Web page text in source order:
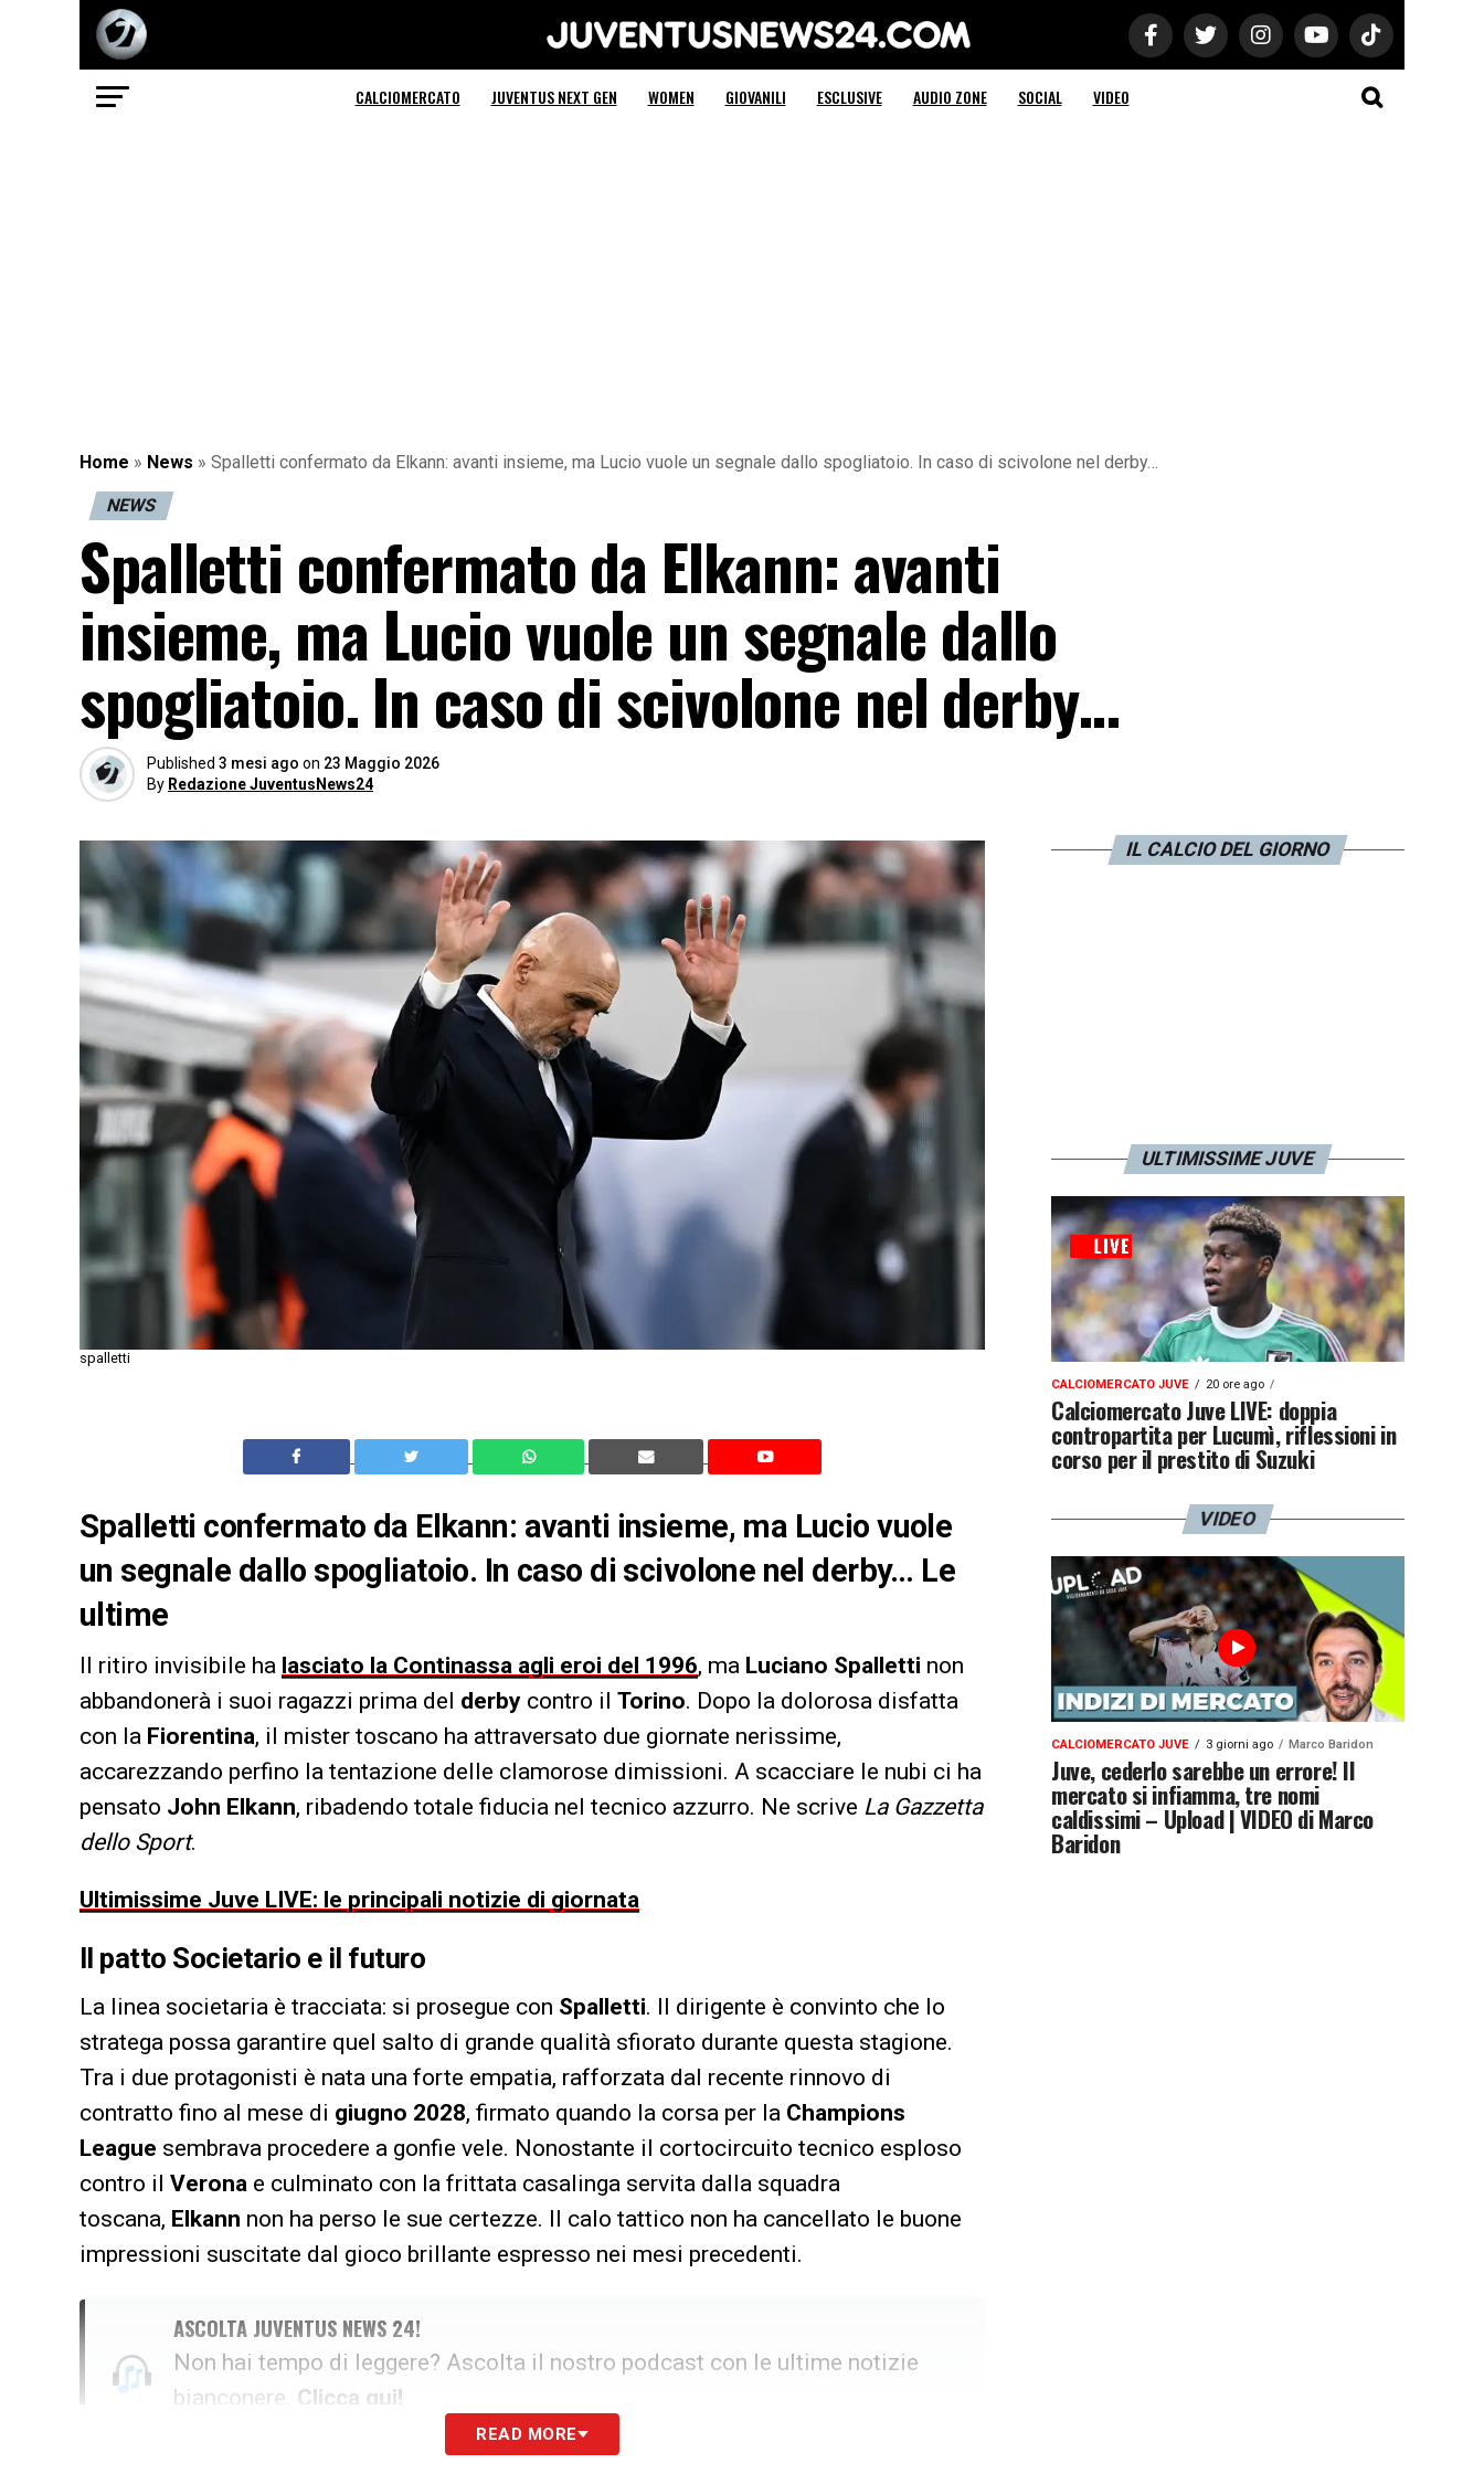
Juventus News 24
CALCIOMERCATO JUVENTUS NEXT GEN WOMEN GIOVANILI ESCLUSIVE AUDIO ZONE SOCIAL VIDEO
Home » News » Spalletti confermato da Elkann: avanti insieme, ma Lucio vuole un segnale dallo spogliatoio. In caso di scivolone nel derby…
NEWS
Spalletti confermato da Elkann: avanti
insieme, ma Lucio vuole un segnale dallo
spogliatoio. In caso di scivolone nel derby…
Published 3 mesi ago on 23 Maggio 2026
By Redazione JuventusNews24
spalletti
Spalletti confermato da Elkann: avanti insieme, ma Lucio vuole
un segnale dallo spogliatoio. In caso di scivolone nel derby… Le
ultime
Il ritiro invisibile ha lasciato la Continassa agli eroi del 1996, ma Luciano Spalletti non
abbandonerà i suoi ragazzi prima del derby contro il Torino. Dopo la dolorosa disfatta
con la Fiorentina, il mister toscano ha attraversato due giornate nerissime,
accarezzando perfino la tentazione delle clamorose dimissioni. A scacciare le nubi ci ha
pensato John Elkann, ribadendo totale fiducia nel tecnico azzurro. Ne scrive La Gazzetta
dello Sport.
Ultimissime Juve LIVE: le principali notizie di giornata
Il patto Societario e il futuro
La linea societaria è tracciata: si prosegue con Spalletti. Il dirigente è convinto che lo
stratega possa garantire quel salto di grande qualità sfiorato durante questa stagione.
Tra i due protagonisti è nata una forte empatia, rafforzata dal recente rinnovo di
contratto fino al mese di giugno 2028, firmato quando la corsa per la Champions
League sembrava procedere a gonfie vele. Nonostante il cortocircuito tecnico esploso
contro il Verona e culminato con la frittata casalinga servita dalla squadra
toscana, Elkann non ha perso le sue certezze. Il calo tattico non ha cancellato le buone
impressioni suscitate dal gioco brillante espresso nei mesi precedenti.
ASCOLTA JUVENTUS NEWS 24!
Non hai tempo di leggere? Ascolta il nostro podcast con le ultime notizie
bianconere. Clicca qui!
READ MORE
IL CALCIO DEL GIORNO
ULTIMISSIME JUVE
CALCIOMERCATO JUVE 20 ore ago
Calciomercato Juve LIVE: doppia
contropartita per Lucumì, riflessioni in
corso per il prestito di Suzuki
VIDEO
CALCIOMERCATO JUVE 3 giorni ago Marco Baridon
Juve, cederlo sarebbe un errore! Il
mercato si infiamma, tre nomi
caldissimi – Upload | VIDEO di Marco
Baridon